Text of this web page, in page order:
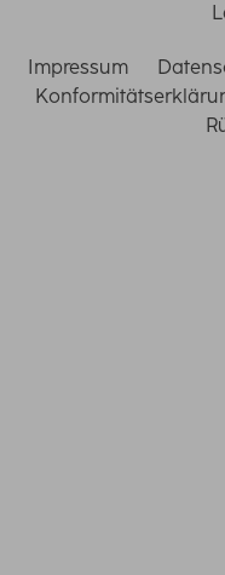
Impressum